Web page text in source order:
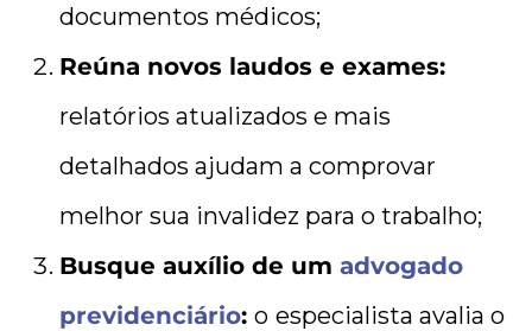
documentos médicos;
Reúna novos laudos e exames:
relatórios atualizados e mais
detalhados ajudam a comprovar
melhor sua invalidez para o trabalho;
Busque auxílio de um advogado
previdenciário: o especialista avalia o